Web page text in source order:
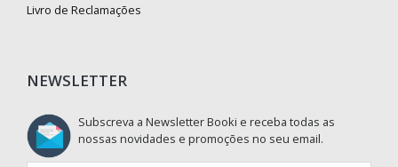
Livro de Reclamações
NEWSLETTER
Subscreva a Newsletter Booki e receba todas as
nossas novidades e promoções no seu email.